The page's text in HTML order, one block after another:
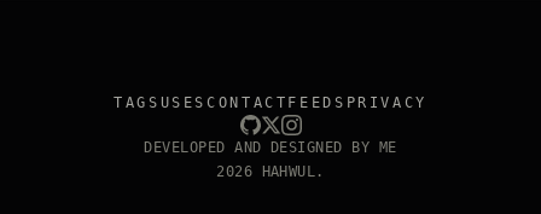
TAGS USESCONTACT FEEDS PRIVACY
DEVELOPED AND DESIGNED BY ME
2026 HAHWUL.